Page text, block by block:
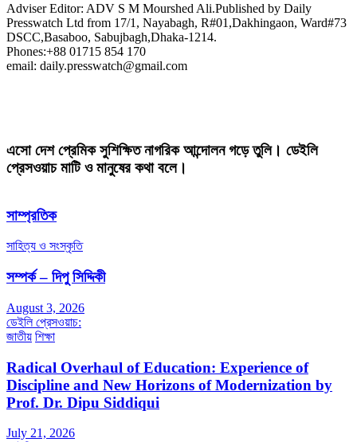
Adviser Editor: ADV S M Mourshed Ali.Published by Daily
Presswatch Ltd from 17/1, Nayabagh, R#01,Dakhingaon, Ward#73
DSCC,Basaboo, Sabujbagh,Dhaka-1214.
Phones:+88 01715 854 170
email: daily.presswatch@gmail.com
এসো দেশ প্রেমিক সুশিক্ষিত নাগরিক আন্দোলন গড়ে তুলি। ডেইলি
প্রেসওয়াচ মাটি ও মানুষের কথা বলে।
সাম্প্রতিক
সাহিত্য ও সংস্কৃতি
সম্পর্ক – দিপু সিদ্দিকী
August 3, 2026
ডেইলি প্রেসওয়াচ:
জাতীয় শিক্ষা
Radical Overhaul of Education: Experience of
Discipline and New Horizons of Modernization by
Prof. Dr. Dipu Siddiqui
July 21, 2026